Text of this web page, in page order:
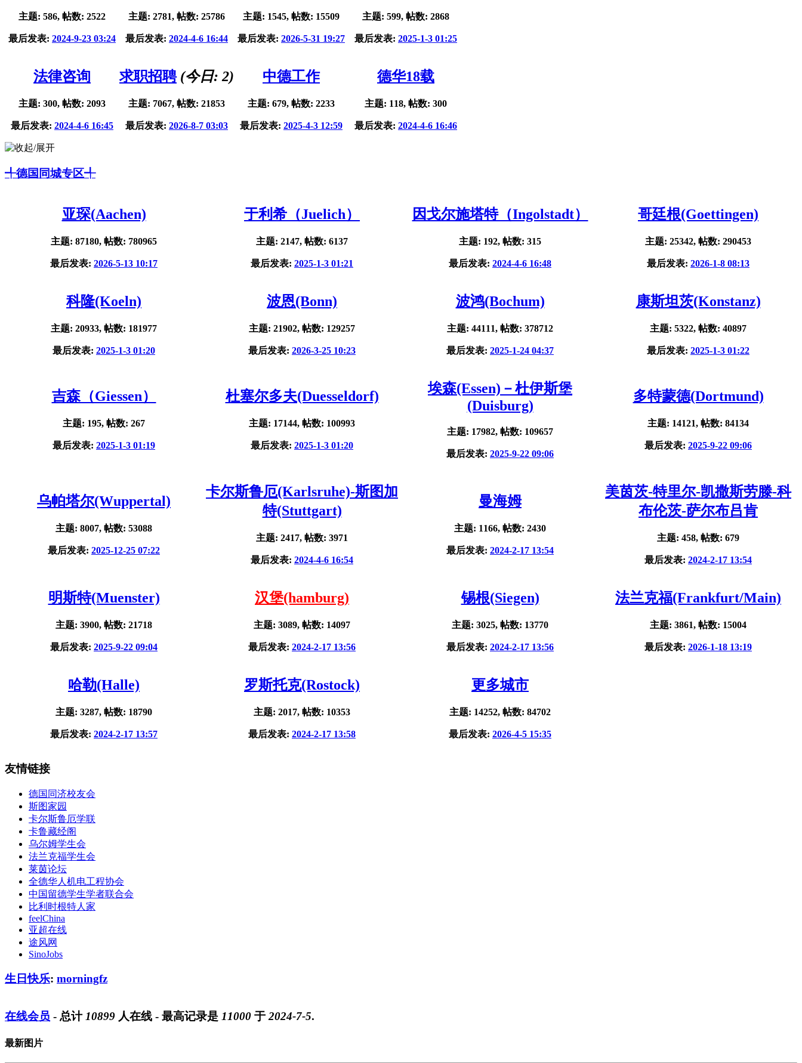
主题: 586, 帖数: 2522
最后发表: 2024-9-23 03:24
主题: 2781, 帖数: 25786
最后发表: 2024-4-6 16:44
主题: 1545, 帖数: 15509
最后发表: 2026-5-31 19:27
主题: 599, 帖数: 2868
最后发表: 2025-1-3 01:25
法律咨询
主题: 300, 帖数: 2093
最后发表: 2024-4-6 16:45
求职招聘(今日: 2)
主题: 7067, 帖数: 21853
最后发表: 2026-8-7 03:03
中德工作
主题: 679, 帖数: 2233
最后发表: 2025-4-3 12:59
德华18载
主题: 118, 帖数: 300
最后发表: 2024-4-6 16:46
╃德国同城专区╃
亚琛(Aachen)
主题: 87180, 帖数: 780965
最后发表: 2026-5-13 10:17
于利希（Juelich）
主题: 2147, 帖数: 6137
最后发表: 2025-1-3 01:21
因戈尔施塔特（Ingolstadt）
主题: 192, 帖数: 315
最后发表: 2024-4-6 16:48
哥廷根(Goettingen)
主题: 25342, 帖数: 290453
最后发表: 2026-1-8 08:13
科隆(Koeln)
主题: 20933, 帖数: 181977
最后发表: 2025-1-3 01:20
波恩(Bonn)
主题: 21902, 帖数: 129257
最后发表: 2026-3-25 10:23
波鸿(Bochum)
主题: 44111, 帖数: 378712
最后发表: 2025-1-24 04:37
康斯坦茨(Konstanz)
主题: 5322, 帖数: 40897
最后发表: 2025-1-3 01:22
吉森（Giessen）
主题: 195, 帖数: 267
最后发表: 2025-1-3 01:19
杜塞尔多夫(Duesseldorf)
主题: 17144, 帖数: 100993
最后发表: 2025-1-3 01:20
埃森(Essen)－杜伊斯堡
(Duisburg)
主题: 17982, 帖数: 109657
最后发表: 2025-9-22 09:06
多特蒙德(Dortmund)
主题: 14121, 帖数: 84134
最后发表: 2025-9-22 09:06
乌帕塔尔(Wuppertal)
主题: 8007, 帖数: 53088
最后发表: 2025-12-25 07:22
卡尔斯鲁厄(Karlsruhe)-斯图加
特(Stuttgart)
主题: 2417, 帖数: 3971
最后发表: 2024-4-6 16:54
曼海姆
主题: 1166, 帖数: 2430
最后发表: 2024-2-17 13:54
美茵茨-特里尔-凯撒斯劳滕-科
布伦茨-萨尔布吕肯
主题: 458, 帖数: 679
最后发表: 2024-2-17 13:54
明斯特(Muenster)
主题: 3900, 帖数: 21718
最后发表: 2025-9-22 09:04
汉堡(hamburg)
主题: 3089, 帖数: 14097
最后发表: 2024-2-17 13:56
锡根(Siegen)
主题: 3025, 帖数: 13770
最后发表: 2024-2-17 13:56
法兰克福(Frankfurt/Main)
主题: 3861, 帖数: 15004
最后发表: 2026-1-18 13:19
哈勒(Halle)
主题: 3287, 帖数: 18790
最后发表: 2024-2-17 13:57
罗斯托克(Rostock)
主题: 2017, 帖数: 10353
最后发表: 2024-2-17 13:58
更多城市
主题: 14252, 帖数: 84702
最后发表: 2026-4-5 15:35
友情链接
德国同济校友会
斯图家园
卡尔斯鲁厄学联
卡鲁藏经阁
乌尔姆学生会
法兰克福学生会
莱茵论坛
全德华人机电工程协会
中国留德学生学者联合会
比利时根特人家
feelChina
亚超在线
途风网
SinoJobs
生日快乐: morningfz
在线会员 - 总计10899 人在线 - 最高记录是 11000 于2024-7-5.
最新图片